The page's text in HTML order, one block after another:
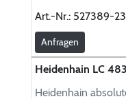
Art.-Nr.: 527389-23
Anfragen
Heidenhain LC
Heidenhain